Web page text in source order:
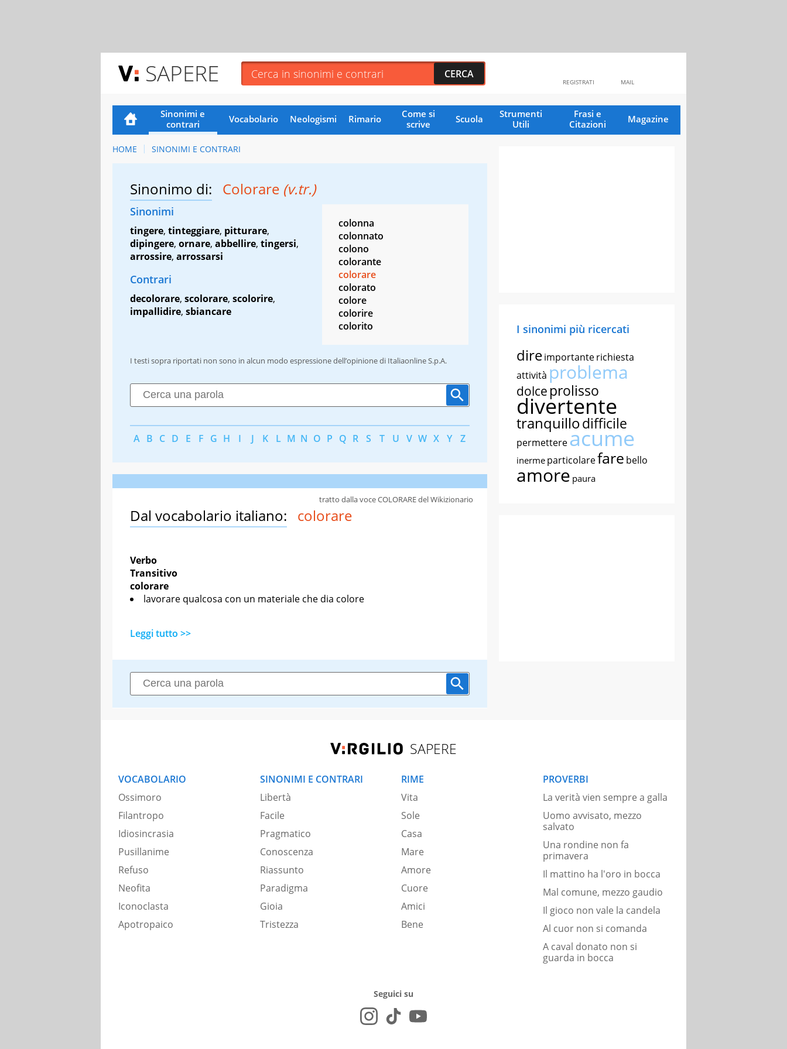
SAPERE MAIL
REGISTRATI
Sinonimi e
contrari
Vocabolario Neologismi Rimario
Come si
scrive
Scuola
Strumenti
Utili
Frasi e
Citazioni
Magazine
HOME SINONIMI E CONTRARI
Sinonimo di: Colorare (v.tr.)
Sinonimi
tingere, tinteggiare, pitturare,
dipingere, ornare, abbellire, tingersi,
arrossire, arrossarsi
Contrari
decolorare, scolorare, scolorire,
impallidire, sbiancare
colonna
colonnato
colono
colorante
colorare
colorato
colore
colorire
colorito
I testi sopra riportati non sono in alcun modo espressione dell’opinione di Italiaonline S.p.A.
A B C D E F G H I J K L M N O P Q R S T U V W X Y Z
Dal vocabolario italiano: colorare
Verbo
Transitivo
colorare
lavorare qualcosa con un materiale che dia colore
Leggi tutto >>
tratto dalla voce COLORARE del Wikizionario
I sinonimi più ricercati
direimportanterichiesta
attività problema
dolce prolisso
divertente
tranquillodifficile
permettereacume
inerme particolarefare bello
amore paura
SAPERE
VOCABOLARIO
Ossimoro
Filantropo
Idiosincrasia
Pusillanime
Refuso
Neofita
Iconoclasta
Apotropaico
SINONIMI E CONTRARI
Libertà
Facile
Pragmatico
Conoscenza
Riassunto
Paradigma
Gioia
Tristezza
RIME
Vita
Sole
Casa
Mare
Amore
Cuore
Amici
Bene
PROVERBI
La verità vien sempre a galla
Uomo avvisato, mezzo
salvato
Una rondine non fa
primavera
Il mattino ha l'oro in bocca
Mal comune, mezzo gaudio
Il gioco non vale la candela
Al cuor non si comanda
A caval donato non si
guarda in bocca
Seguici su